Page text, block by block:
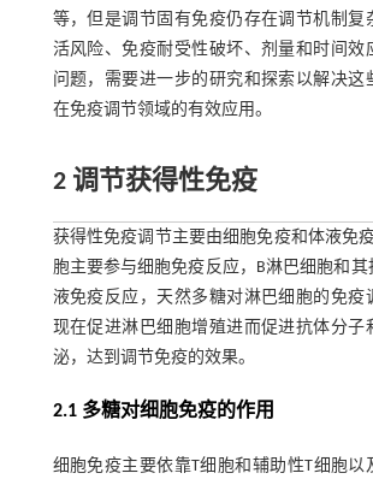
等，但是调节固有免疫仍存在调节机制复
活风险、免疫耐受性破坏、剂量和时间效
问题，需要进一步的研究和探索以解决这
在免疫调节领域的有效应用。
2 调节获得性免疫
获得性免疫调节主要由细胞免疫和体液免
胞主要参与细胞免疫反应，B淋巴细胞和
液免疫反应，天然多糖对淋巴细胞的免疫
现在促进淋巴细胞增殖进而促进抗体分子
泌，达到调节免疫的效果。
2.1 多糖对细胞免疫的作用
细胞免疫主要依靠T细胞和辅助性T细胞以